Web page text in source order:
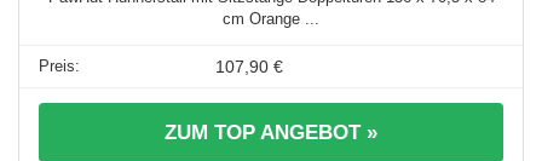
cm Orange ...
107,90 €
ZUM TOP ANGEBOT »